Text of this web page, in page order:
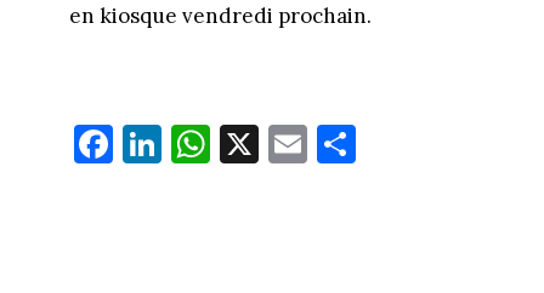
en kiosque vendredi prochain.
Fa
ce
Li
nk
W
ha
X E
m
Pa
rt